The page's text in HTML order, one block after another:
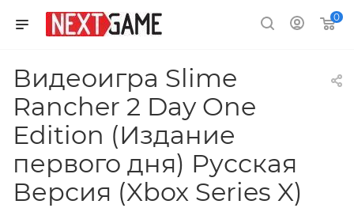
0
Видеоигра Slime
Rancher 2 Day One
Edition (Издание
первого дня) Русская
Версия (Xbox Series X)